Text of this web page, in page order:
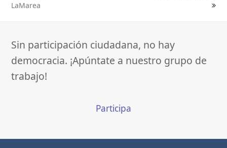
LaMarea
Sin participación ciudadana, no hay
democracia. ¡Apúntate a nuestro grupo de
trabajo!
Participa